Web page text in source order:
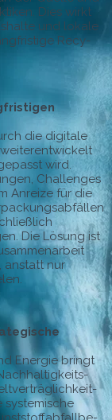
Dies wirkt
und lokale
Recy­
die dig­i­tale
wird.
Chal­lenges
Anreize für die
Die Lösung ist
anstatt nur
Energie bringt